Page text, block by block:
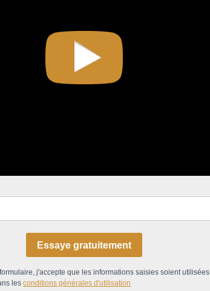
Essaye gratuitement
j'accepte que les informations saisies soient utilisées
lesconditions générales d'utilisation